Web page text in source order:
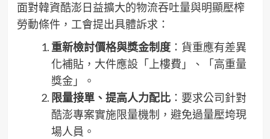
面對韓資酷澎日益擴大的物流吞吐量與明顯壓榨
勞動條件，工會提出具體訴求：
重新檢討價格與獎金制度：貨重應有差異
化補貼，大件應設「上樓費」、「高重量
獎金」。
限量接單、提高人力配比：要求公司針對
酷澎專案實施限量機制，避免過量壓垮現
場人員。